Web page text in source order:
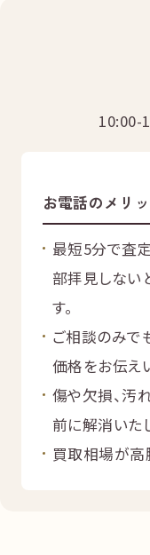
10:00-
お電話のメリ
最短5分で査
部拝見しない
す。
ご相談のみで
価格をお伝え
傷や欠損、汚
前に解消いた
買取相場が高